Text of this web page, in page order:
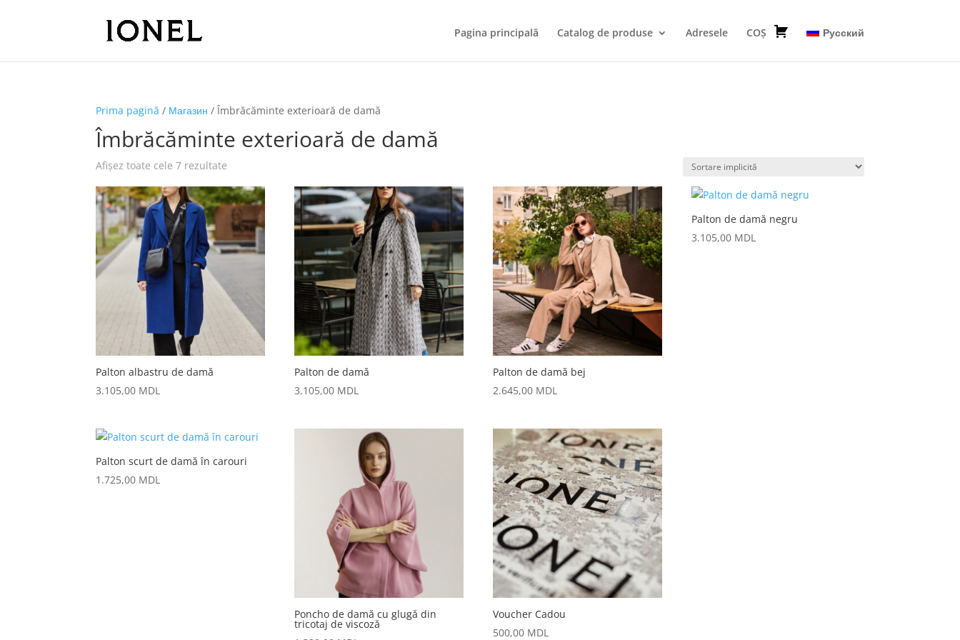
Pagina principală Catalog de produse Adresele COȘ Русский
Prima pagină / Магазин / Îmbrăcăminte exterioară de damă
Îmbrăcăminte exterioară de damă
Afișez toate cele 7 rezultate
Palton albastru de damă
3.105,00 MDL
Palton de damă
3.105,00 MDL
Palton de damă bej
2.645,00 MDL
Palton de damă negru
3.105,00 MDL
Palton scurt de damă în carouri
1.725,00 MDL
Poncho de damă cu glugă din
tricotaj de viscoză
Voucher Cadou
500,00 MDL